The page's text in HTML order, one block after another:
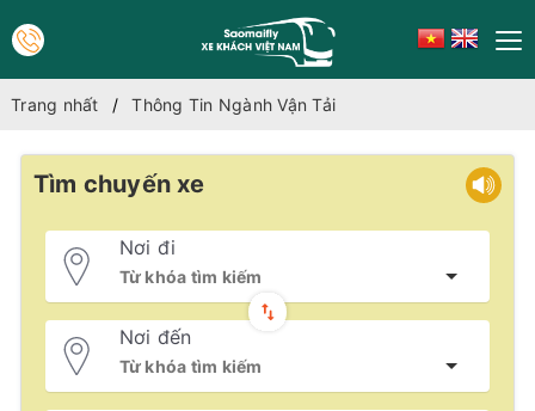
Trang nhất Thông Tin Ngành Vận Tải
Tìm chuyến xe
Nơi đi
Nơi đến